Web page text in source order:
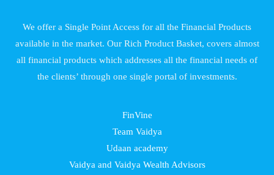
We offer a Single Point Access for all the Financial Products
available in the market. Our Rich Product Basket, covers almost
all financial products which addresses all the financial needs of
the clients’ through one single portal of investments.
FinVine
Team Vaidya
Udaan academy
Vaidya and Vaidya Wealth Advisors